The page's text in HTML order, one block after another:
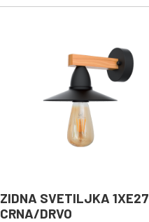
ZIDNA SVETILJKA 1XE27
CRNA/DRVO